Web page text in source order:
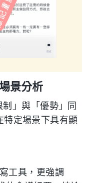
景分析
」與「優勢」同
特定場景下具有顯
工具，更強調